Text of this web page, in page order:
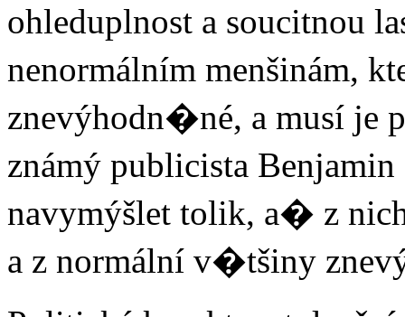
ohleduplnost a
nenormálním menšinám,
znevýhodn�né, a musí je
známý publicista
navymýšlet tolik, a� z
a z normální v�tšiny